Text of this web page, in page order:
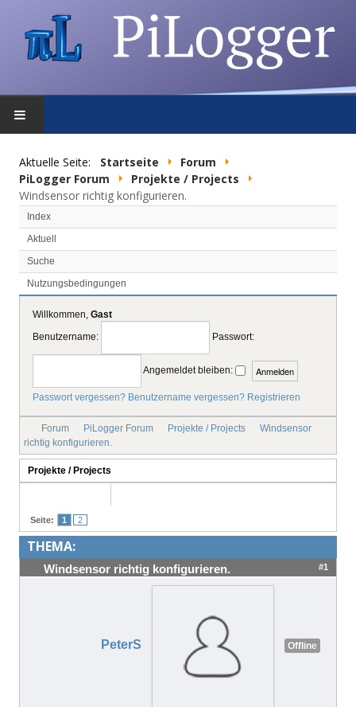
FEATURES
DOWNLOAD
FORUM
SHOP
DATENSCHUTZ
IMPRESSUM
Aktuelle Seite: Startseite
Forum
PiLogger Forum
Projekte / Projects
Windsensor richtig konfigurieren.
Index
Aktuell
Suche
Nutzungsbedingungen
Willkommen, Gast
Benutzername: Passwort:
Angemeldet bleiben:
Passwort vergessen? Benutzername vergessen? Registrieren
Forum PiLogger Forum Projekte / Projects
Windsensor
richtig konfigurieren.
Projekte / Projects
Seite: 1 2
THEMA:
Windsensor richtig konfigurieren. #1
PeterS Offline